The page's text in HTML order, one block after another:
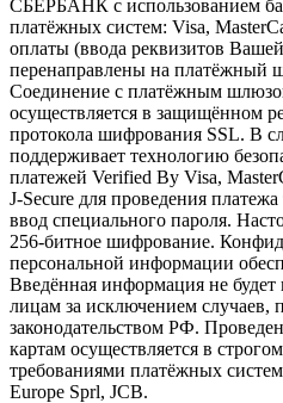
СБЕРБАНК с использованием
платёжных систем: Visa,
оплаты (ввода реквизитов
перенаправлены на
Соединение с платёжным
осуществляется в защищённом
протокола шифрования SSL. В
поддерживает технологию
платежей Verified By Visa,
J-Secure для проведения
ввод специального пароля.
256-битное шифрование.
персональной информации
Введённая информация не будет
лицам за исключением случаев,
законодательством РФ.
картам осуществляется в
требованиями платёжных
Europe Sprl, JCB.